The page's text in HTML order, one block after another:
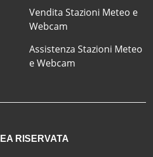
Vendita Stazioni Meteo e
Webcam
Assistenza Stazioni Meteo
e Webcam
RISERVATA